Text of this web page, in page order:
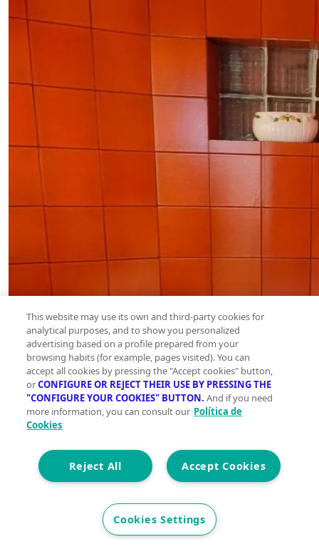
This website may use its own and third-party cookies for
analytical purposes, and to show you personalized
advertising based on a profile prepared from your
browsing habits (for example, pages visited). You can
accept all cookies by pressing the "Accept cookies" button,
orCONFIGURE OR REJECT THEIR USE BY PRESSING THE
"CONFIGURE YOUR COOKIES" BUTTON. And if you need
more information, you can consult our Política de
Cookies
Accept Cookies
Reject All
Cookies Settings